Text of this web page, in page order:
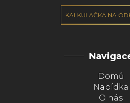
KALKULAČKA NA
Domů
Nabídka
O nás